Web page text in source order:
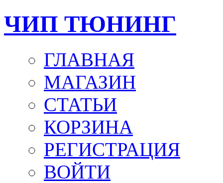
ЧИП ТЮНИНГ
ГЛАВНАЯ
МАГАЗИН
СТАТЬИ
КОРЗИНА
РЕГИСТРАЦИЯ
ВОЙТИ